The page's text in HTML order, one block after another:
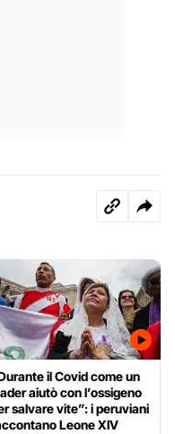
il Covid come un
aiutò con l’ossigeno
salvare vite”: i peruviani
Leone XIV